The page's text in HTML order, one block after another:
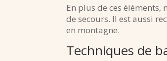
En plus de ces éléments,
de secours. Il est aussi
en montagne.
Techniques de